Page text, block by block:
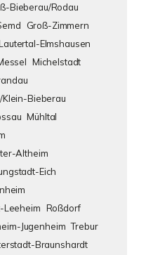
Bieberau/Rodau
Groß-Zimmern
Elmshausen
Michelstadt
Klein-Bieberau
Mühltal
Altheim
Eich
Leeheim Roßdorf
Jugenheim Trebur
Braunshardt